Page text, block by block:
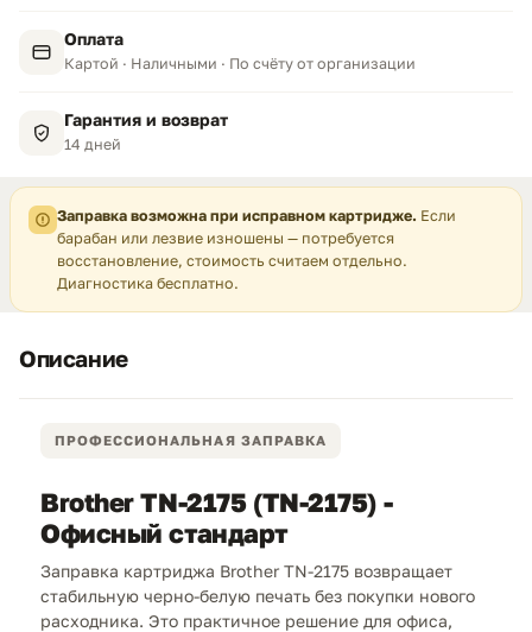
Оплата
Картой · Наличными · По счёту от организации
Гарантия и возврат
14 дней
Заправка возможна при исправном картридже. Если
барабан или лезвие изношены — потребуется
восстановление, стоимость считаем отдельно.
Диагностика бесплатно.
Описание
ПРОФЕССИОНАЛЬНАЯ ЗАПРАВКА
Brother TN-2175 (TN-2175) -
Офисный стандарт
Заправка картриджа Brother TN-2175 возвращает
стабильную черно-белую печать без покупки нового
расходника. Это практичное решение для офиса,